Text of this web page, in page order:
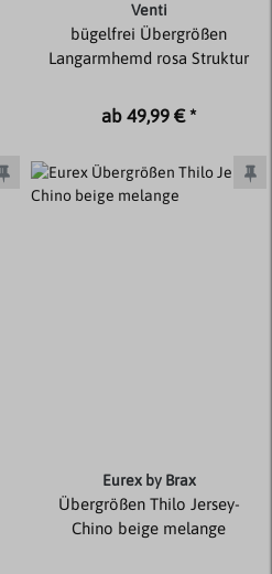
Venti
bügelfrei Übergrößen
Langarmhemd rosa Struktur
ab 49,99 € *
Eurex by Brax
Übergrößen Thilo Jersey-
Chino beige melange